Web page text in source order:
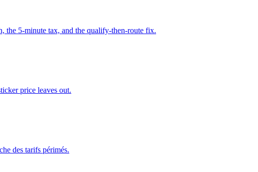
the 5-minute tax, and the qualify-then-route fix.
price leaves out.
des tarifs périmés.